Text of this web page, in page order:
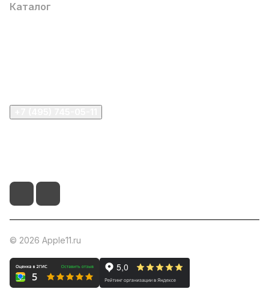
Каталог
© 2026 Apple11.ru